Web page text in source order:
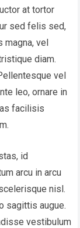
at tortor
sed felis sed,
vel
diam.
vel
leo, ornare in
facilisis
id
arcu in arcu
nisl.
sagittis augue.
vestibulum